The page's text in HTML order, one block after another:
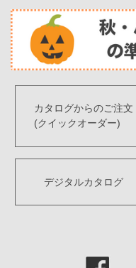
カタログからのご注文
(クイックオーダー)
デジタルカタログ